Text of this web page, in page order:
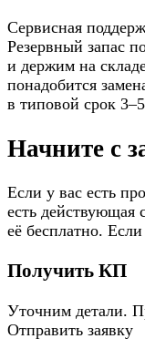
Сервисная
Резервный запас
и держим на
понадобится
в типовой срок
Начните с
Если у вас есть
есть
её бесплатно.
Получить КП
Уточним детали.
Отправить заявку